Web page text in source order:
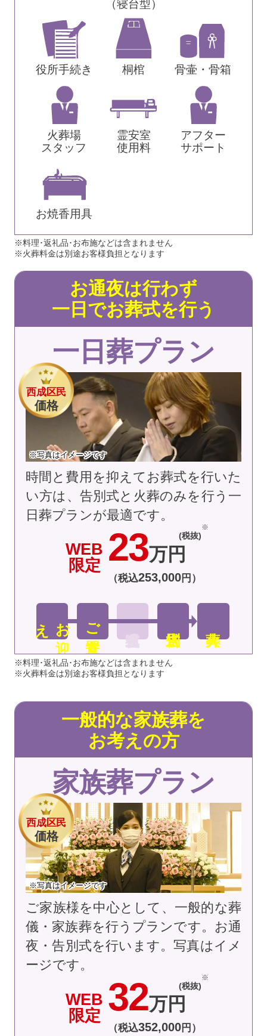
（寝台型）
役所手続き 桐棺 骨壷・骨箱
火葬場
スタッフ
霊安室
使用料
アフター
サポート
お焼香用具
※料理･返礼品･お布施などは含まれません
※火葬料金は別途お客様負担となります
西成区民
価格
※写真はイメージです
お通夜は行わず
一日でお葬式を行う
一日葬プラン
WEB
限定 23万円
(税抜)
（税込253,000円）
お
迎
え ご安置
時間と費用を抑えてお葬式を行いた
い方は、告別式と火葬のみを行う一
日葬プランが最適です。
※料理･返礼品･お布施などは含まれません
※火葬料金は別途お客様負担となります
西成区民
価格
※写真はイメージです
一般的な家族葬を
お考えの方
家族葬プラン
WEB
限定 32万円
(税抜)
（税込352,000円）
ご家族様を中心として、一般的な葬
儀・家族葬を行うプランです。お通
夜・告別式を行います。写真はイメ
ージです。